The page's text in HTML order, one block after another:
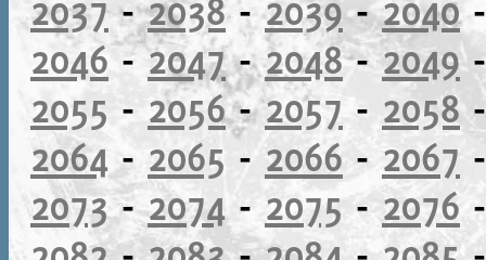
2037-2038-2039-2040
2046-2047-2048-2049
2055 - 2056-2057 - 2058
2064 - 2065 - 2066 - 2067
2073-2074- 2075- 2076